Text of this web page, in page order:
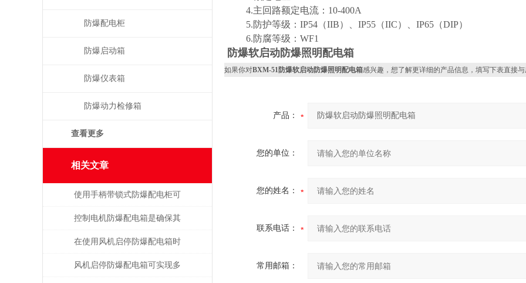
4.主回路额定电流：10-400A
5.防护等级：IP54（IIB）、IP55（IIC）、IP65（DIP）
6.防腐等级：WF1
防爆软启动防爆照明配电箱
如果你对BXM-51防爆软启动防爆照明配电箱感兴趣，想了解更详细的产品信息，填写下表直接与
产品：
您的单位：
您的姓名：
联系电话：
常用邮箱：
防爆配电柜
防爆启动箱
防爆仪表箱
防爆动力检修箱
查看更多
相关文章
使用手柄带锁式防爆配电柜可
保障安全，提高效率
控制电机防爆配电箱是确保其
安全可靠地运行的关键
在使用风机启停防爆配电箱时
的注意事项
风机启停防爆配电箱可实现多